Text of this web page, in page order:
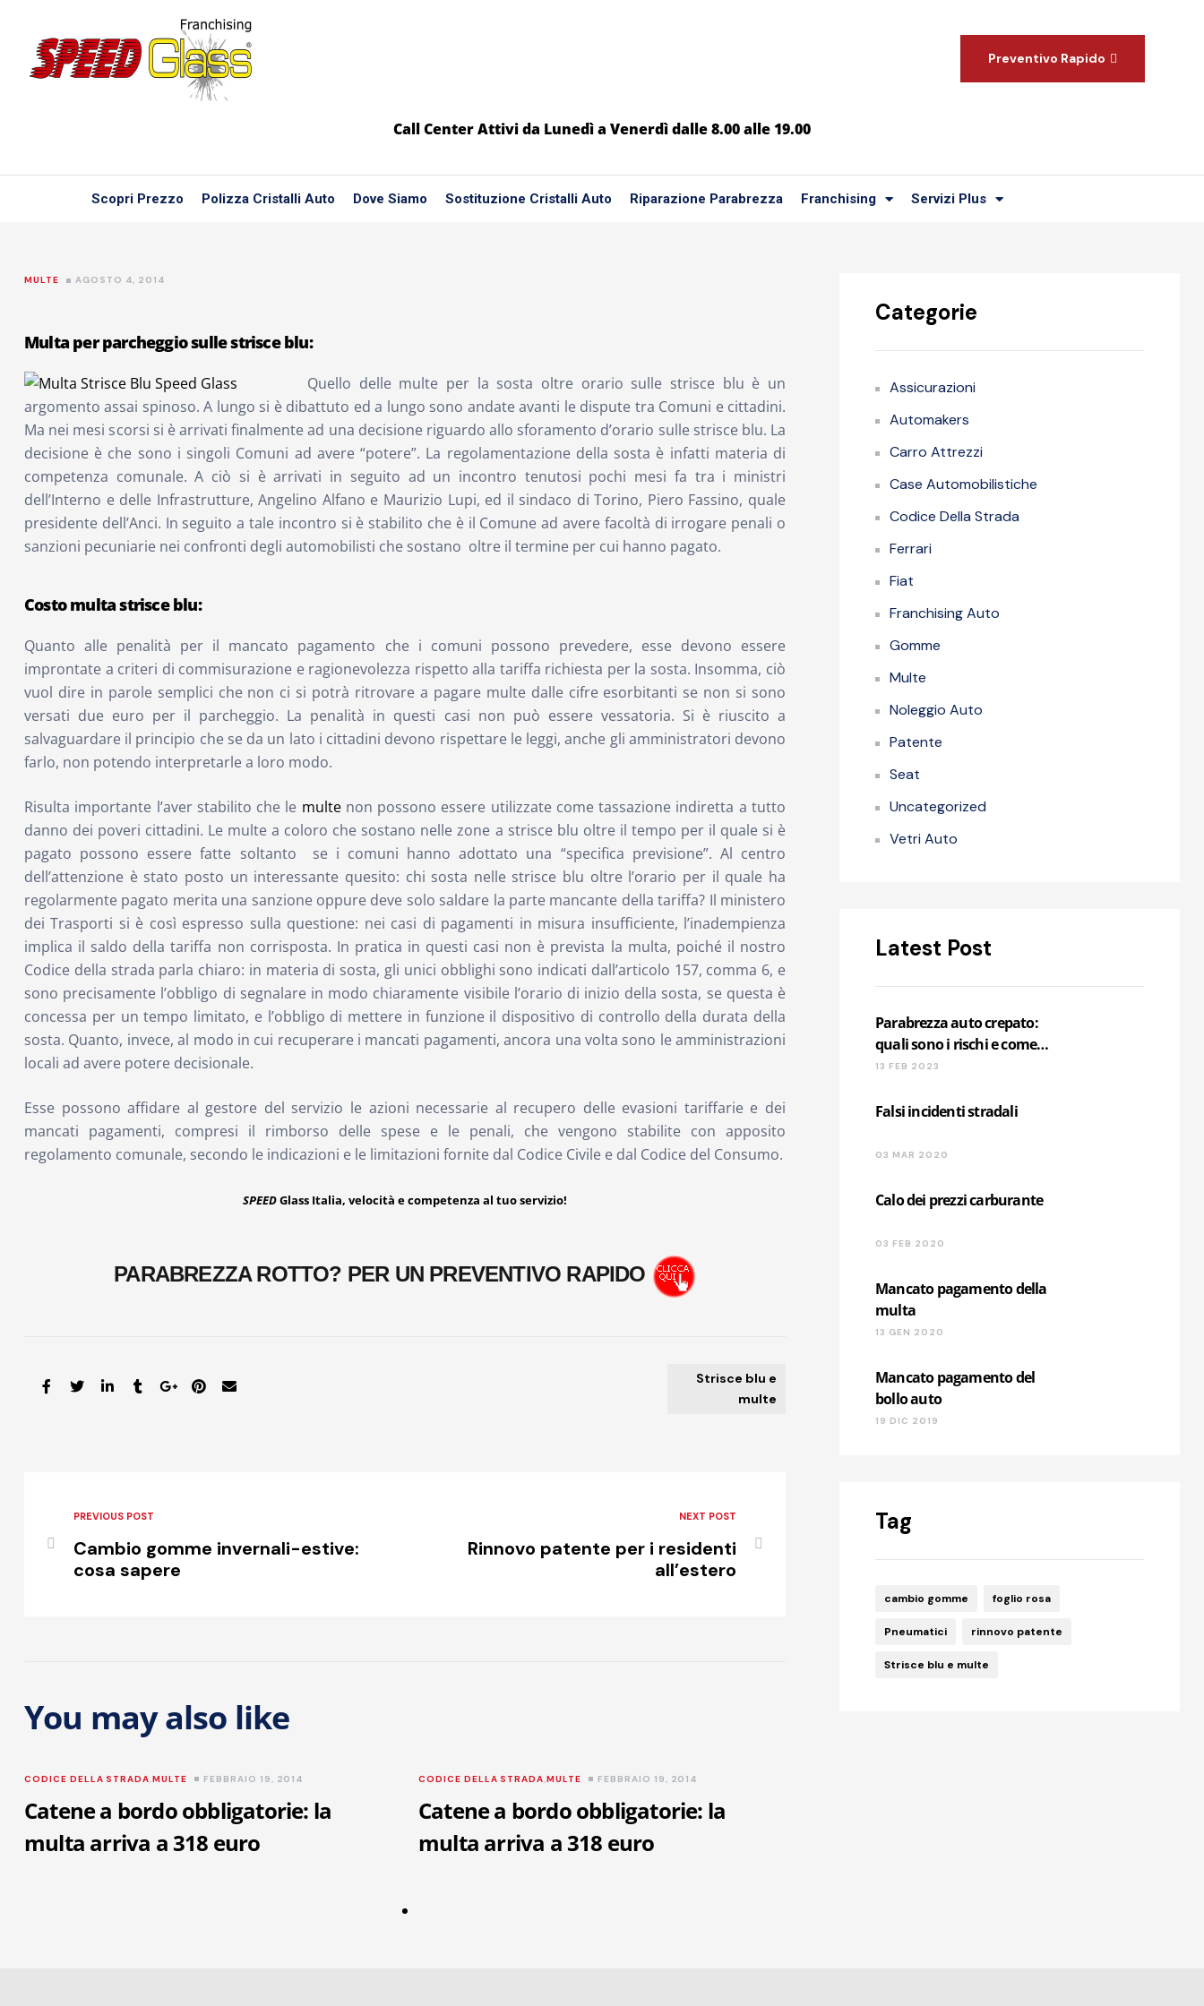
Preventivo Rapido
Call Center Attivi da Lunedì a Venerdì dalle 8.00 alle 19.00
Scopri Prezzo Polizza Cristalli Auto Dove Siamo Sostituzione Cristalli Auto Riparazione Parabrezza Franchising Servizi Plus
MULTE AGOSTO 4, 2014
Multa per parcheggio sulle strisce blu:
Quello delle multe per la sosta oltre orario sulle strisce blu è un
argomento assai spinoso. A lungo si è dibattuto ed a lungo sono andate avanti le dispute tra Comuni e cittadini.
Ma nei mesi scorsi si è arrivati finalmente ad una decisione riguardo allo sforamento d’orario sulle strisce blu. La
decisione è che sono i singoli Comuni ad avere “potere”. La regolamentazione della sosta è infatti materia di
competenza comunale. A ciò si è arrivati in seguito ad un incontro tenutosi pochi mesi fa tra i ministri
dell’Interno e delle Infrastrutture, Angelino Alfano e Maurizio Lupi, ed il sindaco di Torino, Piero Fassino, quale
presidente dell’Anci. In seguito a tale incontro si è stabilito che è il Comune ad avere facoltà di irrogare penali o
sanzioni pecuniarie nei confronti degli automobilisti che sostano oltre il termine per cui hanno pagato.
Costo multa strisce blu:
Quanto alle penalità per il mancato pagamento che i comuni possono prevedere, esse devono essere
improntate a criteri di commisurazione e ragionevolezza rispetto alla tariffa richiesta per la sosta. Insomma, ciò
vuol dire in parole semplici che non ci si potrà ritrovare a pagare multe dalle cifre esorbitanti se non si sono
versati due euro per il parcheggio. La penalità in questi casi non può essere vessatoria. Si è riuscito a
salvaguardare il principio che se da un lato i cittadini devono rispettare le leggi, anche gli amministratori devono
farlo, non potendo interpretarle a loro modo.
Risulta importante l’aver stabilito che le multenon possono essere utilizzate come tassazione indiretta a tutto
danno dei poveri cittadini. Le multe a coloro che sostano nelle zone a strisce blu oltre il tempo per il quale si è
pagato possono essere fatte soltanto se i comuni hanno adottato una “specifica previsione”. Al centro
dell’attenzione è stato posto un interessante quesito: chi sosta nelle strisce blu oltre l’orario per il quale ha
regolarmente pagato merita una sanzione oppure deve solo saldare la parte mancante della tariffa? Il ministero
dei Trasporti si è così espresso sulla questione: nei casi di pagamenti in misura insufficiente, l’inadempienza
implica il saldo della tariffa non corrisposta. In pratica in questi casi non è prevista la multa, poiché il nostro
Codice della strada parla chiaro: in materia di sosta, gli unici obblighi sono indicati dall’articolo 157, comma 6, e
sono precisamente l’obbligo di segnalare in modo chiaramente visibile l’orario di inizio della sosta, se questa è
concessa per un tempo limitato, e l’obbligo di mettere in funzione il dispositivo di controllo della durata della
sosta. Quanto, invece, al modo in cui recuperare i mancati pagamenti, ancora una volta sono le amministrazioni
locali ad avere potere decisionale.
Esse possono affidare al gestore del servizio le azioni necessarie al recupero delle evasioni tariffarie e dei
mancati pagamenti, compresi il rimborso delle spese e le penali, che vengono stabilite con apposito
regolamento comunale, secondo le indicazioni e le limitazioni fornite dal Codice Civile e dal Codice del Consumo.
SPEEDGlass Italia, velocità e competenza al tuo servizio!
PARABREZZA ROTTO? PER UN PREVENTIVO RAPIDO
Strisce blu e
multe
PREVIOUS POST
Cambio gomme invernali-estive:
cosa sapere
NEXT POST
Rinnovo patente per i residenti
all’estero
You may also like
Catene a bordo obbligatorie: la
multa arriva a 318 euro
CODICE DELLA STRADA,MULTE FEBBRAIO 19, 2014
Catene a bordo obbligatorie: la
multa arriva a 318 euro
CODICE DELLA STRADA,MULTE FEBBRAIO 19, 2014
Categorie
Assicurazioni
Automakers
Carro Attrezzi
Case Automobilistiche
Codice Della Strada
Ferrari
Fiat
Franchising Auto
Gomme
Multe
Noleggio Auto
Patente
Seat
Uncategorized
Vetri Auto
Latest Post
Parabrezza auto crepato:
quali sono i rischi e come
procedere
13 FEB 2023
Falsi incidenti stradali
03 MAR 2020
Calo dei prezzi carburante
03 FEB 2020
Mancato pagamento della
multa
13 GEN 2020
Mancato pagamento del
bollo auto
19 DIC 2019
Tag
cambio gomme foglio rosa
Pneumatici rinnovo patente
Strisce blu e multe